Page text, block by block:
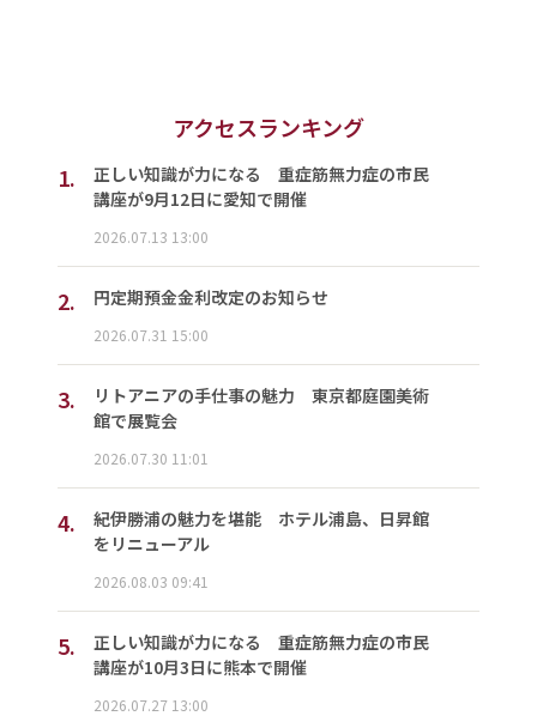
アクセスランキング
1.
正しい知識が力になる 重症筋無力症の市民
講座が9月12日に愛知で開催
2026.07.13 13:00
2. 円定期預金金利改定のお知らせ
2026.07.31 15:00
3.
リトアニアの手仕事の魅力 東京都庭園美術
館で展覧会
2026.07.30 11:01
4.
紀伊勝浦の魅力を堪能 ホテル浦島、日昇館
をリニューアル
2026.08.03 09:41
5.
正しい知識が力になる 重症筋無力症の市民
講座が10月3日に熊本で開催
2026.07.27 13:00